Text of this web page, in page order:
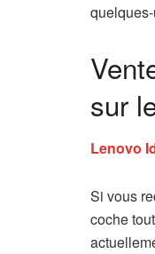
sur
Lenovo
Si vous
coche